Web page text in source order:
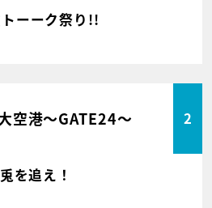
ーーク祭り!!
空港～GATE24～ 2
を追え！